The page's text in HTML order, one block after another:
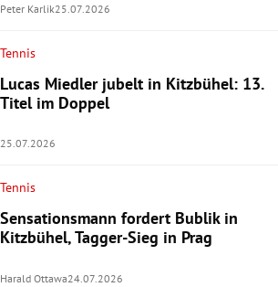
Peter Karlik25.07.2026
Tennis
Lucas Miedler jubelt in Kitzbühel: 13.
Titel im Doppel
25.07.2026
Tennis
Sensationsmann fordert Bublik in
Kitzbühel, Tagger-Sieg in Prag
Harald Ottawa24.07.2026